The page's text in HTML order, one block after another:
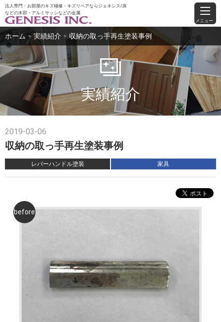
法人専門・お部屋のキズ補修・キズリペアならジェネシス/床
などの木部・アルミサッシなどの金属
メニュー
ホーム ＞ 実績紹介 ＞ 収納の取っ手再生塗装事例
実績紹介
2019-03-06
収納の取っ手再生塗装事例
レバーハンドル塗装 家具